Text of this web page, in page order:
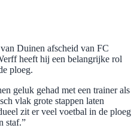
Duinen afscheid van FC
heeft hij een belangrijke rol
ploeg.
geluk gehad met een trainer als
vlak grote stappen laten
zit er veel voetbal in de ploeg
staf.”